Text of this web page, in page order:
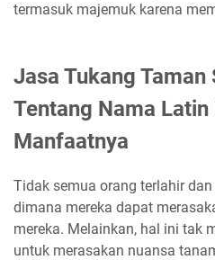
termasuk majemuk karena
Jasa Tukang Taman
Tentang Nama
Manfaatnya
Tidak semua orang terlahir
dimana mereka dapat
mereka. Melainkan, hal ini tak
untuk merasakan nuansa